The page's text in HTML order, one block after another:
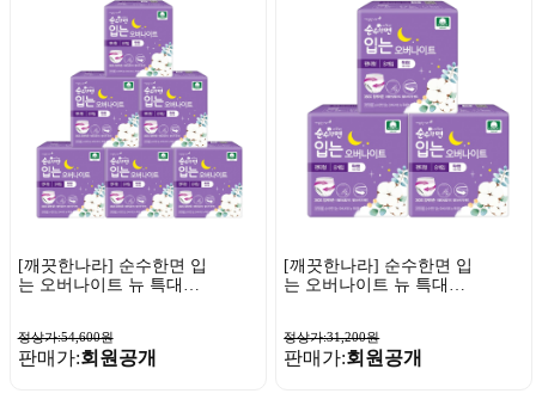
[깨끗한나라] 순수한면 입
는 오버나이트 뉴 특대형
정상가:54,600원
판매가:회원공개
[깨끗한나라] 순수한면 입
는 오버나이트 뉴 특대형
정상가:31,200원
판매가:회원공개